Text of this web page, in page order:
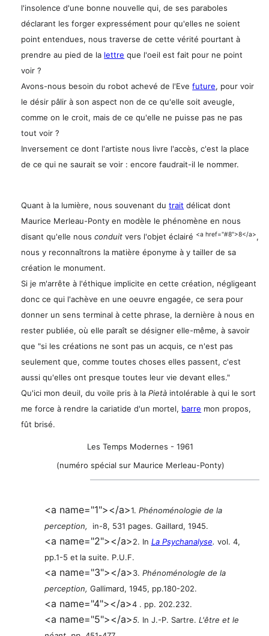
l'insolence d'une bonne nouvelle qui, de ses paraboles
déclarant les forger expressément pour qu'elles ne soient
point entendues, nous traverse de cette vérité pourtant à
prendre au pied de la lettre que l'oeil est fait pour ne point
voir ?
Avons-nous besoin du robot achevé de l'Evefuture, pour voir
le désir pâlir à son aspect non de ce qu'elle soit aveugle,
comme on le croit, mais de ce qu'elle ne puisse pas ne pas
tout voir ?
Inversement ce dont l'artiste nous livre l'accès, c'est la place
de ce qui ne saurait se voir : encore faudrait-il le nommer.
Quant à la lumière, nous souvenant dutrait délicat dont
Maurice Merleau-Ponty en modèle le phénomène en nous
disant qu'elle nousconduitvers l'objet éclairé <a href="#8">8</a>,
nous y reconnaîtrons la matière éponyme à y tailler de sa
création le monument.
Si je m'arrête à l'éthique implicite en cette création, négligeant
donc ce qui l'achève en une oeuvre engagée, ce sera pour
donner un sens terminal à cette phrase, la dernière à nous en
rester publiée, où elle paraît se désigner elle-même, à savoir
que "si les créations ne sont pas un acquis, ce n'est pas
seulement que, comme toutes choses elles passent, c'est
aussi qu'elles ont presque toutes leur vie devant elles."
Qu'ici mon deuil, du voile pris à laPietà intolérable à qui le sort
me force à rendre la cariatide d'un mortel, barre mon propos,
fût brisé.
Les Temps Modernes - 1961
(numéro spécial sur Maurice Merleau-Ponty)
<a name="1"></a>1. Phénoménologie de la
perception, in-8, 531 pages. Gaillard, 1945.
<a name="2"></a>2. In La Psychanalyse. vol. 4,
pp.1-5 et la suite. P.U.F.
<a name="3"></a>3. PhénoménologIe de la
perception, Gallimard, 1945, pp.180-202.
<a name="4"></a>4 . pp. 202.232.
<a name="5"></a>5. In J.-P. Sartre. L'être et le